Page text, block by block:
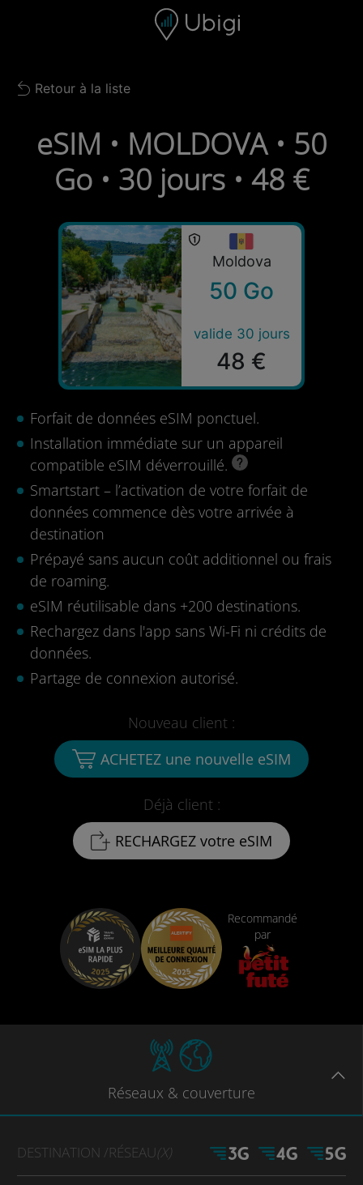
Barre de navigation Bas de page
Back to list
Retour à la liste
eSIM • MOLDOVA • 50
Go • 30 jours • 48 €
Moldova
50 Go
valide 30 jours
48 €
Forfait de données eSIM ponctuel.
Installation immédiate sur un appareil
compatible eSIM déverrouillé.
Smartstart – l’activation de votre forfait de
données commence dès votre arrivée à
destination
Prépayé sans aucun coût additionnel ou frais
de roaming.
eSIM réutilisable dans +200 destinations.
Rechargez dans l'app sans Wi-Fi ni crédits de
données.
Partage de connexion autorisé.
Déjà client :
RECHARGEZ votre eSIM
Nouveau client :
ACHETEZ une nouvelle eSIM
Recommandé
par
Réseaux & couverture
DESTINATION /RÉSEAU(X)